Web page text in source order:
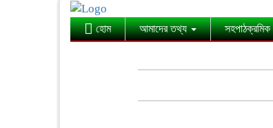
হোম আমাদের তথ্য সহপাঠক্রমিক